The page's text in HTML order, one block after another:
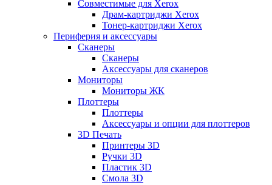
Совместимые для Xerox
Драм-картриджи Xerox
Тонер-картриджи Xerox
Периферия и аксессуары
Сканеры
Сканеры
Аксессуары для сканеров
Мониторы
Мониторы ЖК
Плоттеры
Плоттеры
Аксессуары и опции для плоттеров
3D Печать
Принтеры 3D
Ручки 3D
Пластик 3D
Смола 3D